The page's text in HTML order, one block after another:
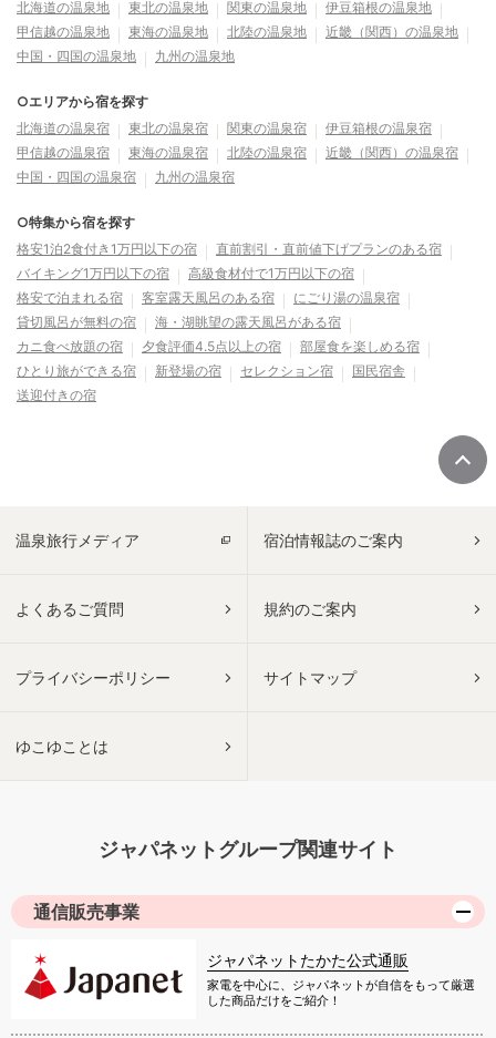
北海道の温泉地 東北の温泉地 関東の温泉地
伊豆箱根の温泉地
甲信越の温泉地
東海の温泉地 北陸の温泉地
近畿（関西）の温泉地
中国・四国の温泉地
九州の温泉地
○エリアから宿を探す
北海道の温泉宿
東北の温泉宿 関東の温泉宿
伊豆箱根の温泉宿
甲信越の温泉宿
東海の温泉宿 北陸の温泉宿
近畿（関西）の温泉宿
中国・四国の温泉宿
九州の温泉宿
○特集から宿を探す
格安1泊2食付き1万円以下の宿
直前割引・直前値下げプランのある宿
バイキング1万円以下の宿
高級食材付で1万円以下の宿
格安で泊まれる宿
客室露天風呂のある宿
にごり湯の温泉宿
貸切風呂が無料の宿
海・湖眺望の露天風呂がある宿
カニ食べ放題の宿
夕食評価4.5点以上の宿
部屋食を楽しめる宿
ひとり旅ができる宿
新登場の宿 セレクション宿
国民宿舎
送迎付きの宿
温泉旅行メディア 宿泊情報誌のご案内
よくあるご質問 規約のご案内
プライバシーポリシー サイトマップ
ゆこゆことは
ジャパネットグループ関連サイト
通信販売事業
ジャパネットたかた公式通販
家電を中心に、ジャパネットが自信をもって厳選
した商品だけをご紹介！